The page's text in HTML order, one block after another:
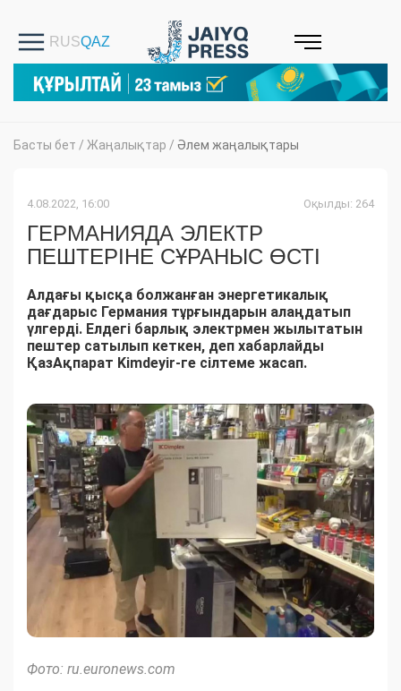
Басты бет / Жаңалықтар / Әлем жаңалықтары
4.08.2022, 16:00 Оқылды: 264
ГЕРМАНИЯДА ЭЛЕКТР
ПЕШТЕРІНЕ СҰРАНЫС ӨСТІ
Алдағы қысқа болжанған энергетикалық
дағдарыс Германия тұрғындарын алаңдатып
үлгерді. Елдегі барлық электрмен жылытатын
пештер сатылып кеткен, деп хабарлайды
ҚазАқпарат Kimdeyir-ге сілтеме жасап.
Фото: ru.euronews.com